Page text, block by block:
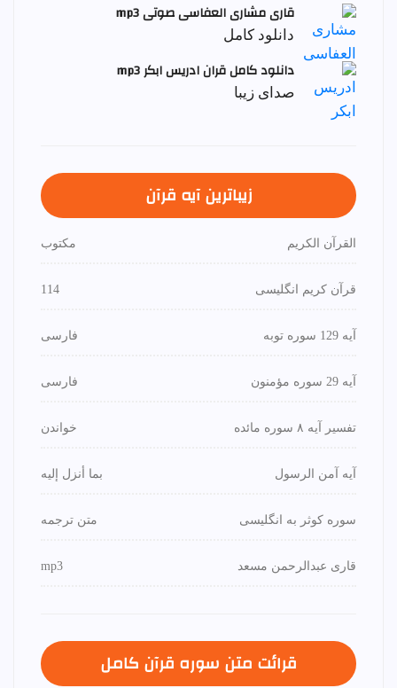
قاری مشاری العفاسی صوتی mp3
دانلود کامل
دانلود کامل قران ادریس ابکر mp3
صدای زیبا
زیباترین آیه قرآن
القرآن الكريم مكتوب
قرآن کریم انگلیسی 114
آیه 129 سوره توبه فارسی
آیه 29 سوره مؤمنون فارسی
تفسیر آیه ۸ سوره مائده خواندن
آیه آمن الرسول بما أنزل إليه
سوره کوثر به انگلیسی متن ترجمه
قاری عبدالرحمن مسعد mp3
قرائت متن سوره قرآن كامل